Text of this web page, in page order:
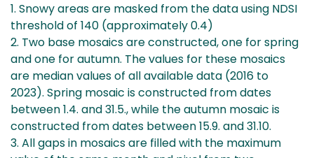
1. Snowy areas are masked from the data using NDSI
threshold of 140 (approximately 0.4)
2. Two base mosaics are constructed, one for spring
and one for autumn. The values for these mosaics
are median values of all available data (2016 to
2023). Spring mosaic is constructed from dates
between 1.4. and 31.5., while the autumn mosaic is
constructed from dates between 15.9. and 31.10.
3. All gaps in mosaics are filled with the maximum